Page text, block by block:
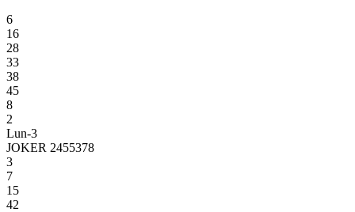
6
16
28
33
38
45
8
2
Lun-3
JOKER 2455378
3
7
15
42